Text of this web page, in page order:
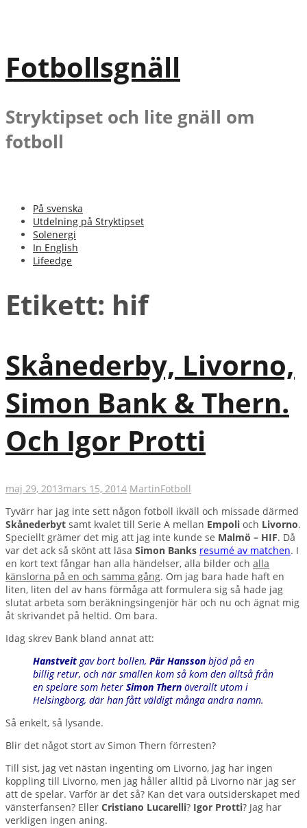
Fotbollsgnäll
Stryktipset och lite gnäll om
fotboll
På svenska
Utdelning på Stryktipset
Solenergi
In English
Lifeedge
Etikett: hif
Skånederby, Livorno,
Simon Bank & Thern.
Och Igor Protti
maj 29, 2013mars 15, 2014 MartinFotboll
Tyvärr har jag inte sett någon fotboll ikväll och missade därmed
Skånederbyt samt kvalet till Serie A mellan Empoli och Livorno.
Speciellt grämer det mig att jag inte kunde se Malmö – HIF. Då
var det ack så skönt att läsa Simon Banks resumé av matchen. I
en kort text fångar han alla händelser, alla bilder och alla
känslorna på en och samma gång. Om jag bara hade haft en
liten, liten del av hans förmåga att formulera sig så hade jag
slutat arbeta som beräkningsingenjör här och nu och ägnat mig
åt skrivandet på heltid. Om bara.
Idag skrev Bank bland annat att:
Hanstveitgav bort bollen, Pär Hansson bjöd på en
billig retur, och när smällen kom så kom den alltså från
en spelare som heter Simon Thern överallt utom i
Helsingborg, där han fått väldigt många andra namn.
Så enkelt, så lysande.
Blir det något stort av Simon Thern förresten?
Till sist, jag vet nästan ingenting om Livorno, jag har ingen
koppling till Livorno, men jag håller alltid på Livorno när jag ser
att de spelar. Varför är det så? Kan det vara outsiderskapet med
vänsterfansen? Eller Cristiano Lucarelli? Igor Protti? Jag har
verkligen ingen aning.